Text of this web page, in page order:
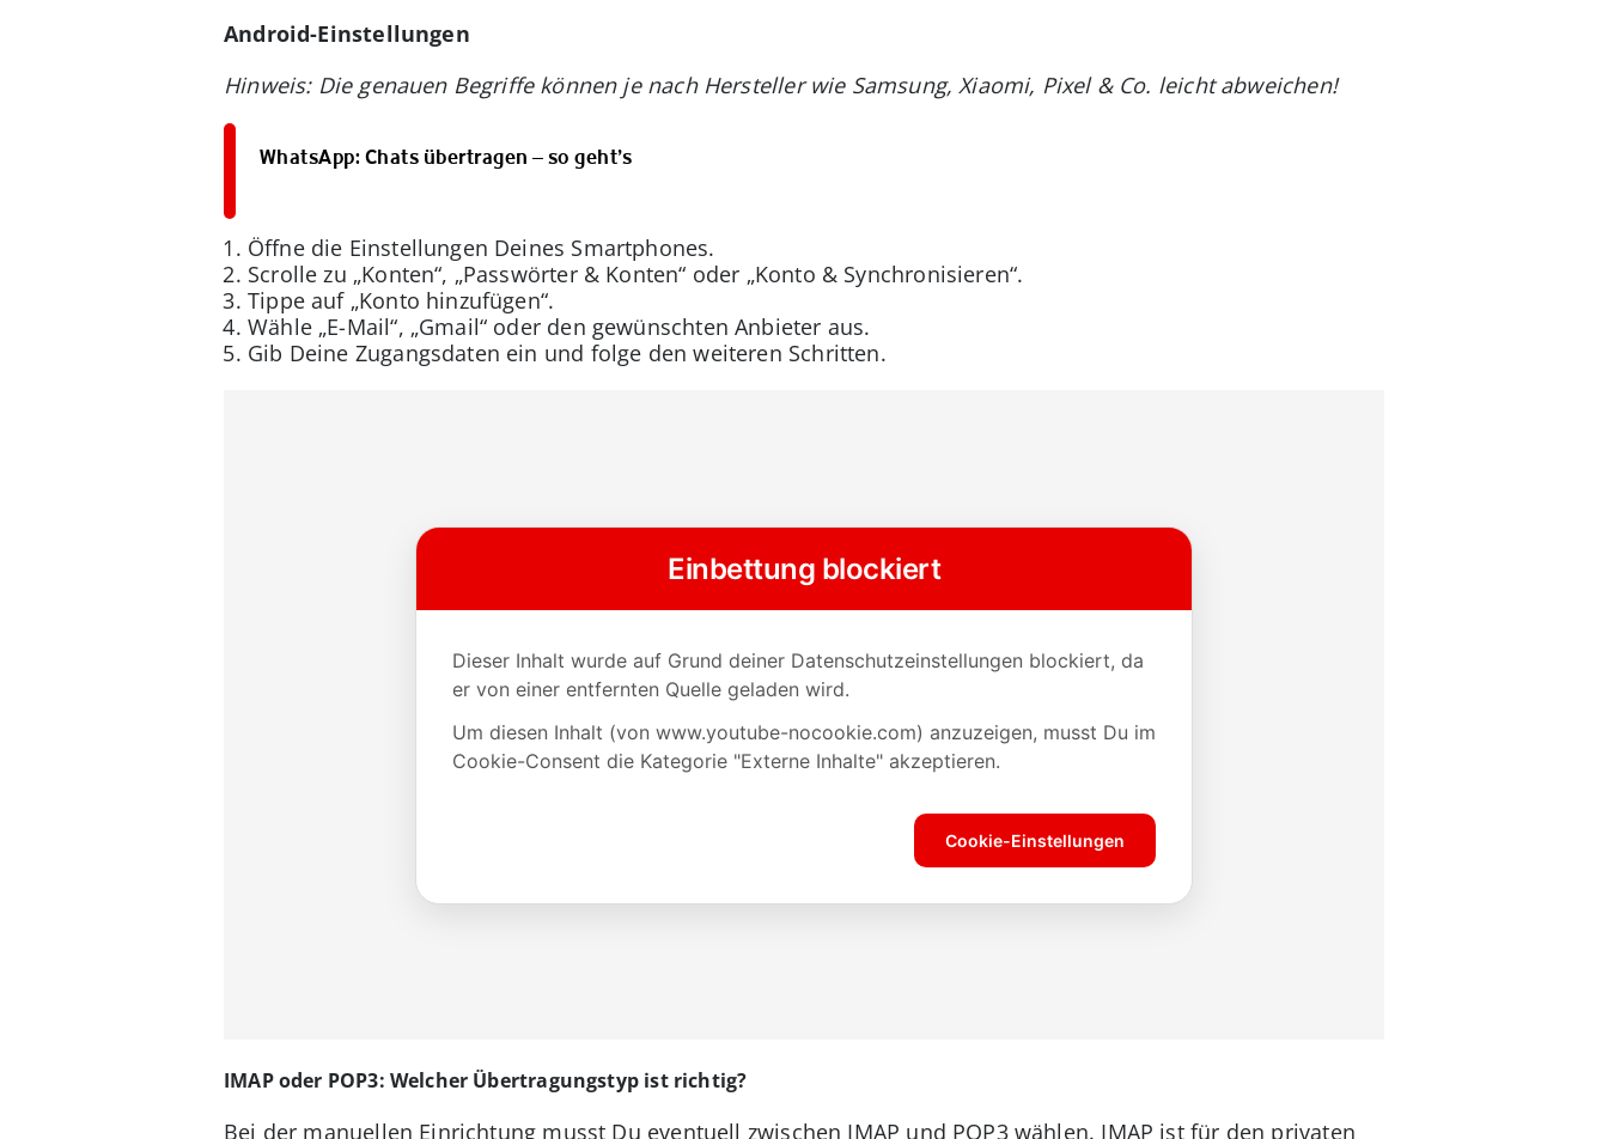
Android-Einstellungen
Hinweis: Die genauen Begriffe können je nach Hersteller wie Samsung, Xiaomi, Pixel & Co. leicht abweichen!
WhatsApp: Chats übertragen – so geht’s
Öffne die Einstellungen Deines Smartphones.
Scrolle zu „Konten“, „Passwörter & Konten“ oder „Konto & Synchronisieren“.
Tippe auf „Konto hinzufügen“.
Wähle „E-Mail“, „Gmail“ oder den gewünschten Anbieter aus.
Gib Deine Zugangsdaten ein und folge den weiteren Schritten.
IMAP oder POP3: Welcher Übertragungstyp ist richtig?
Bei der manuellen Einrichtung musst Du eventuell zwischen IMAP und POP3 wählen. IMAP ist für den privaten